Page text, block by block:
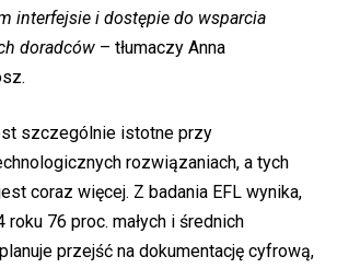
interfejsie i dostępie do wsparcia
doradców – tłumaczy Anna
szczególnie istotne przy
rozwiązaniach, a tych
coraz więcej. Z badania EFL wynika,
76 proc. małych i średnich
przejść na dokumentację cyfrową,